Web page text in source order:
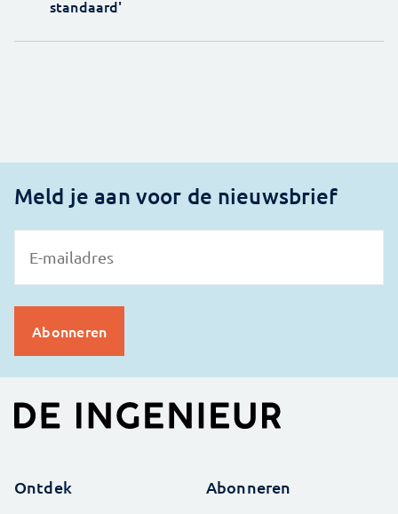
standaard'
Meld je aan voor de nieuwsbrief
Ontdek Abonneren